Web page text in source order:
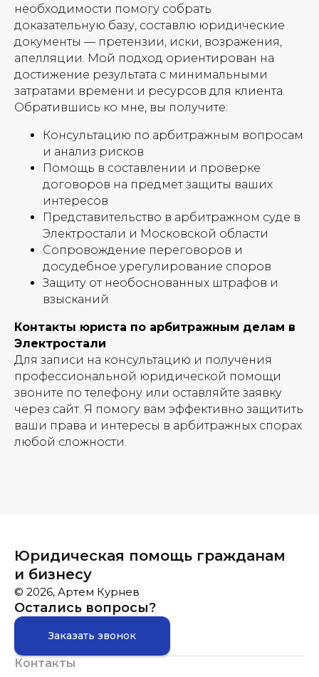
необходимости помогу собрать
доказательную базу, составлю юридические
документы — претензии, иски, возражения,
апелляции. Мой подход ориентирован на
достижение результата с минимальными
затратами времени и ресурсов для клиента.
Обратившись ко мне, вы получите:
Консультацию по арбитражным вопросам
и анализ рисков
Помощь в составлении и проверке
договоров на предмет защиты ваших
интересов
Представительство в арбитражном суде в
Электростали и Московской области
Сопровождение переговоров и
досудебное урегулирование споров
Защиту от необоснованных штрафов и
взысканий
Контакты юриста по арбитражным делам в
Электростали
Для записи на консультацию и получения
профессиональной юридической помощи
звоните по телефону или оставляйте заявку
через сайт. Я помогу вам эффективно защитить
ваши права и интересы в арбитражных спорах
любой сложности.
Юридическая помощь гражданам
и бизнесу
© 2026, Артем Курнев
Остались вопросы?
Заказать звонок
Контакты